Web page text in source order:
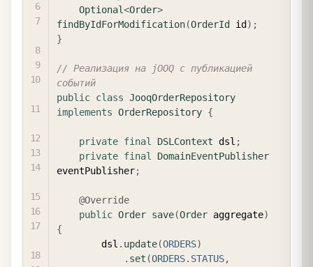
Optional<Order>
findByIdForModification(OrderId id ) ;
}
// Реализация на jOOQ с публикацией
событий
public class JooqOrderRepository
implements OrderRepository {
private final DSLContext dsl ;
private final
DomainEventPublisher
eventPublisher;
@Override
public Order save(Order aggregate)
{
        dsl
. update(ORDERS)
. set (ORDERS. STATUS,